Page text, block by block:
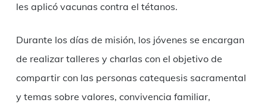
les aplicó vacunas contra el tétanos.
Durante los días de misión, los jóvenes se encargan
de realizar talleres y charlas con el objetivo de
compartir con las personas catequesis sacramental
y temas sobre valores, convivencia familiar,